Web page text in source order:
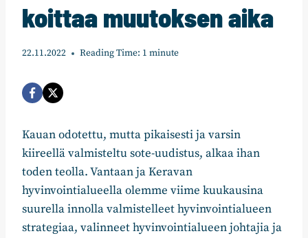
koittaa muutoksen aika
22.11.2022 Reading Time: 1 minute
Kauan odotettu, mutta pikaisesti ja varsin
kiireellä valmisteltu sote-uudistus, alkaa ihan
toden teolla. Vantaan ja Keravan
hyvinvointialueella olemme viime kuukausina
suurella innolla valmistelleet hyvinvointialueen
strategiaa, valinneet hyvinvointialueen johtajia ja